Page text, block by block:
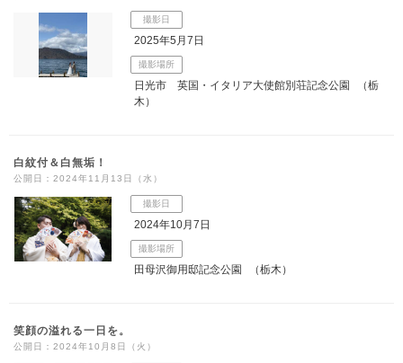
撮影日
2025年5月7日
撮影場所
日光市 英国・イタリア大使館別荘記念公園
（栃
木）
白紋付＆白無垢！
公開日：2024年11月13日（水）
撮影日
2024年10月7日
撮影場所
田母沢御用邸記念公園 （栃木）
笑顔の溢れる一日を。
公開日：2024年10月8日（火）